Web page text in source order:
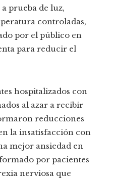
prueba de luz,
controladas,
por el público en
para reducir el
hospitalizados con
al azar a recibir
reducciones
la insatisfacción con
mejor ansiedad en
por pacientes
nerviosa que